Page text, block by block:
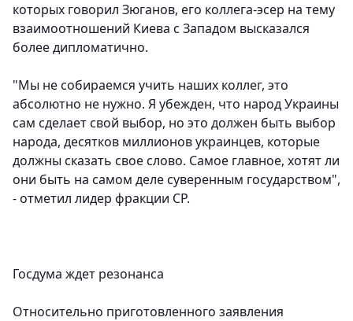
которых говорил Зюганов, его коллега-эсер на тему
взаимоотношений Киева с Западом высказался
более дипломатично.
"Мы не собираемся учить наших коллег, это
абсолютно не нужно. Я убежден, что народ Украины
сам сделает свой выбор, но это должен быть выбор
народа, десятков миллионов украинцев, которые
должны сказать свое слово. Самое главное, хотят ли
они быть на самом деле суверенным государством",
- отметил лидер фракции СР.
Госдума ждет резонанса
Относительно приготовленного заявления